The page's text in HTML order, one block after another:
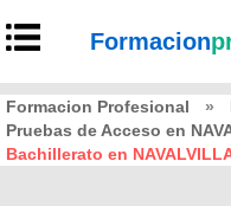
Formacion
Formacion Profesional »
Pruebas de Acceso en
Bachillerato en